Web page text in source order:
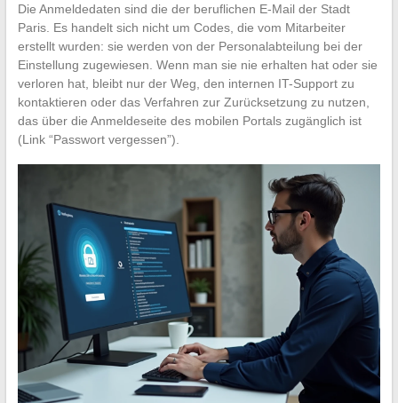
Die Anmeldedaten sind die der beruflichen E-Mail der Stadt
Paris. Es handelt sich nicht um Codes, die vom Mitarbeiter
erstellt wurden: sie werden von der Personalabteilung bei der
Einstellung zugewiesen. Wenn man sie nie erhalten hat oder sie
verloren hat, bleibt nur der Weg, den internen IT-Support zu
kontaktieren oder das Verfahren zur Zurücksetzung zu nutzen,
das über die Anmeldeseite des mobilen Portals zugänglich ist
(Link “Passwort vergessen”).